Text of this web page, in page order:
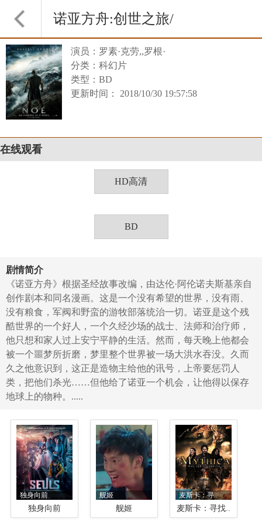
诺亚方舟:创世之旅/
诺亚演员：罗素·克劳,,罗根·
分类：科幻片
类型：BD
更新时间： 2018/10/30 19:57:58
在线观看
HD高清
BD
剧情简介
《诺亚方舟》根据圣经故事改编，由达伦·阿伦诺夫斯基亲自
创作剧本和同名漫画。这是一个没有希望的世界，没有雨、
没有粮食，军阀和野蛮的游牧部落统治一切。诺亚是这个残
酷世界的一个好人，一个久经沙场的战士、法师和治疗师，
他只想和家人过上安宁平静的生活。然而，每天晚上他都会
被一个噩梦所折磨，梦里整个世界被一场大洪水吞没。久而
久之他意识到，这正是造物主给他的讯号，上帝要惩罚人
类，把他们杀光……但他给了诺亚一个机会，让他得以保存
地球上的物种。.....
独身向前
独身向前
舰姬
舰姬
麦斯卡：寻..
麦斯卡：寻找..